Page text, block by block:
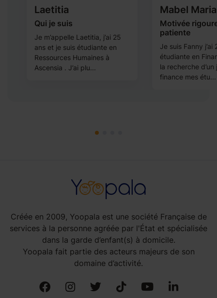
Laetitia
Qui je suis
Je m’appelle Laetitia, j’ai 25
ans et je suis étudiante en
Ressources Humaines à
Ascensia . J’ai plu...
Mabel
Motivée
patiente
Je suis Fanny j’ai
étudiante en
la recherche
finance mes étu...
Créée en 2009, Yoopala est une société Française de
services à la personne agréée par l'État et spécialisée
dans la garde d’enfant(s) à domicile.
Yoopala fait partie des acteurs majeurs de son
domaine d’activité.